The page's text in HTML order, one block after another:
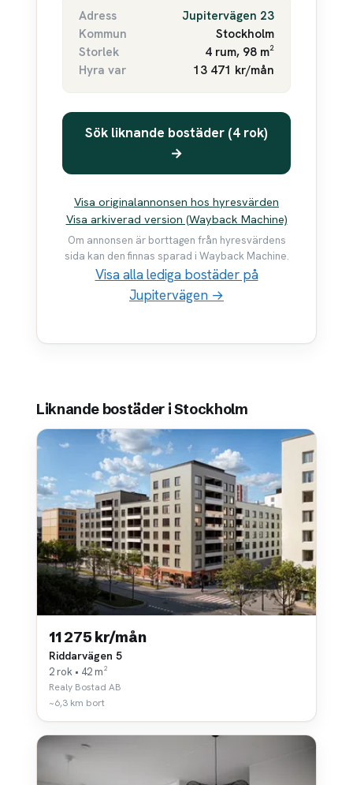
Adress
Jupitervägen 23
Kommun
Stockholm
Storlek
4 rum, 98 m²
Hyra var
13 471 kr/mån
Sök liknande bostäder (4 rok)
→
Visa originalannonsen hos hyresvärden
Visa arkiverad version (Wayback Machine)
Om annonsen är borttagen från hyresvärdens
sida kan den finnas sparad i Wayback Machine.
Visa alla lediga bostäder på
Jupitervägen →
Liknande bostäder i Stockholm
11 275 kr/mån
Riddarvägen 5
2 rok • 42 m²
Realy Bostad AB
~6,3 km bort